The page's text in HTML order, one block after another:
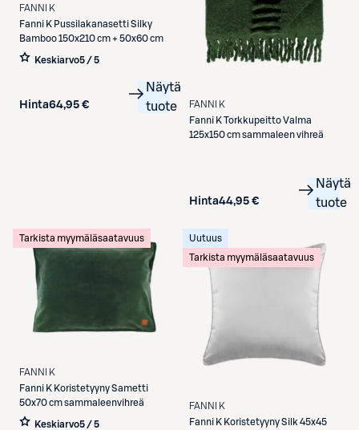
FANNI K
Fanni K Pussilakanasetti Silky
Bamboo 150x210 cm + 50x60 cm
Keskiarvo5 / 5
Hinta64,95 €
Näytä
tuote
FANNI K
Fanni KTorkkupeitto Valma
125x150 cm sammaleen vihreä
Hinta44,95 €
Näytä
tuote
Tarkista myymäläsaatavuus
FANNI K
Fanni K Koristetyyny Sametti
50x70 cm sammaleenvihreä
Keskiarvo5 / 5
Uutuus
Tarkista myymäläsaatavuus
FANNI K
Fanni K Koristetyyny Silk 45x45